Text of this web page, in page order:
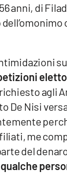
anni, di
agli
De Nisi
me
del